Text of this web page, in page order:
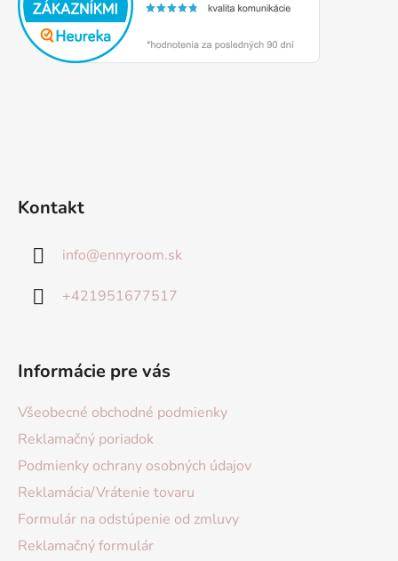
Kontakt
info@ennyroom.sk
+421951677517
Informácie pre vás
Všeobecné obchodné podmienky
Reklamačný poriadok
Podmienky ochrany osobných údajov
Reklamácia/Vrátenie tovaru
Formulár na odstúpenie od zmluvy
Reklamačný formulár